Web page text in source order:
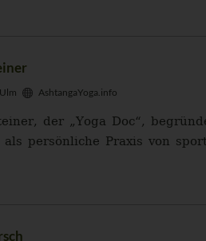
Ulm AshtangaYoga.info
der „Yoga Doc“,
als persönliche Praxis von